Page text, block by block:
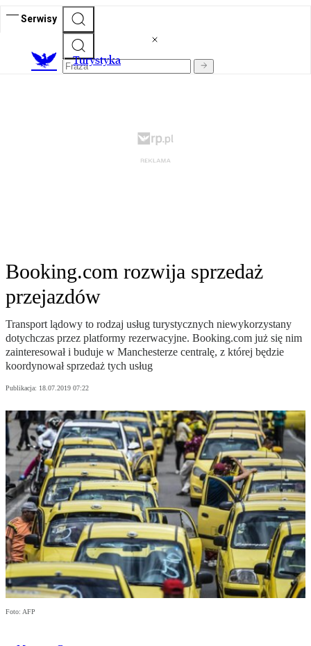
Serwisy
Turystyka
Booking.com rozwija sprzedaż
przejazdów
Transport lądowy to rodzaj usług turystycznych niewykorzystany
dotychczas przez platformy rezerwacyjne. Booking.com już się nim
zainteresował i buduje w Manchesterze centralę, z której będzie
koordynował sprzedaż tych usług
Publikacja: 18.07.2019 07:22
Foto: AFP